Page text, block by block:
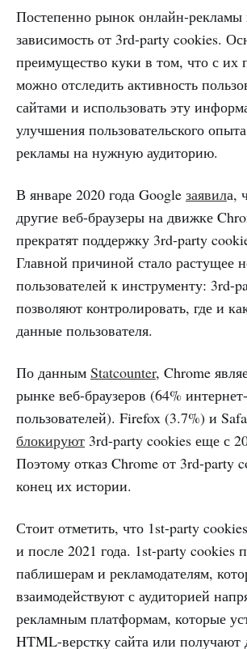
Постепенно рынок онлайн-рекламы
зависимость от 3rd-party cookies.
преимущество куки в том, что с
можно отследить активность
сайтами и использовать эту
улучшения пользовательского
рекламы на нужную аудиторию.
В январе 2020 года Google заявила,
другие веб-браузеры на движке
прекратят поддержку 3rd-party
Главной причиной стало растущее
пользователей к инструменту: 3rd-
позволяют контролировать, где и
данные пользователя.
По данным Statcounter, Chrome
рынке веб-браузеров (64% интернет-
пользователей). Firefox (3.7%) и
блокируют 3rd-party cookies еще с
Поэтому отказ Chrome от 3rd-party
конец их истории.
Стоит отметить, что 1st-party
и после 2021 года. 1st-party cookies
паблишерам и рекламодателям,
взаимодействуют с аудиторией
рекламным платформам, которые
HTML-верстку сайта или получают